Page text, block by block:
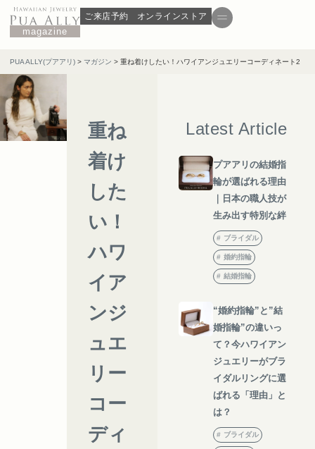
magazine
ご来店予約 オンラインストア
PUA ALLY(プアアリ) > マガジン > 重ね着けしたい！ハワイアンジュエリーコーディネート2
重ね
着け
した
い！
ハワ
イア
ンジ
ュエ
リー
コー
ディ
Latest Article
プアアリの結婚指
輪が選ばれる理由
｜日本の職人技が
生み出す特別な絆
ブライダル
婚約指輪
結婚指輪
“婚約指輪”と”結
婚指輪”の違いっ
て？今ハワイアン
ジュエリーがブラ
イダルリングに選
ばれる「理由」と
は？
ブライダル